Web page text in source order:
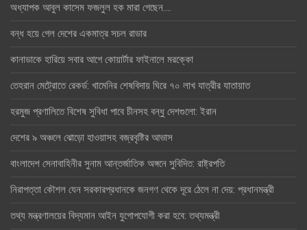
অধ্যাপক আবুল কাসেম ফজলুল হক মারা গেছেন….
বন্ধ হয়ে গেল দেশের একমাত্র সচল রাডার
কানাডাকে হারিয়ে সবার আগে কোয়ার্টার ফাইনালে মরক্কো
তেহরান মেট্রোতে রেকর্ড: খামেনির শেষবিদায় ঘিরে ৭০ লাখ যাত্রীর যাতায়াত
হরমুজ প্রণালিতে বিশেষ সুবিধা পাবে চীনসহ বন্ধু দেশগুলো: ইরান
দেশের ৯ অঞ্চলে ঝোড়ো হাওয়াসহ বজ্রবৃষ্টির আভাস
বাংলাদেশ সেনাবাহিনীর সুনাম আন্তর্জাতিক অঙ্গনে সুবিদিত: রাষ্ট্রপতি
নিরাপত্তা কৌশল যেন সরকারপ্রধানকে জনগণ থেকে দূরে ঠেলে না দেয়: প্রধানমন্ত্রী
তথ্য মন্ত্রণালয়ের বিদ্যমান আইন যুগোপযোগী করা হবে: তথ্যমন্ত্রী